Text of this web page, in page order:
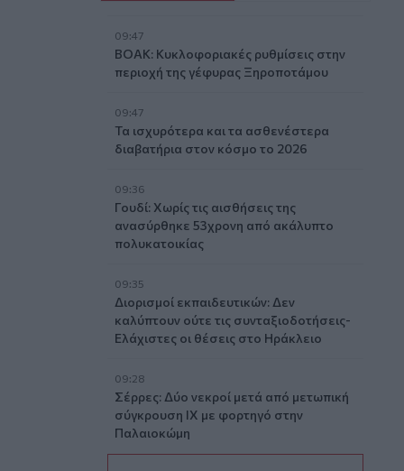
09:47
ΒΟΑΚ: Κυκλοφοριακές ρυθμίσεις στην
περιοχή της γέφυρας Ξηροποτάμου
09:47
Τα ισχυρότερα και τα ασθενέστερα
διαβατήρια στον κόσμο το 2026
09:36
Γουδί: Χωρίς τις αισθήσεις της
ανασύρθηκε 53χρονη από ακάλυπτο
πολυκατοικίας
09:35
Διορισμοί εκπαιδευτικών: Δεν
καλύπτουν ούτε τις συνταξιοδοτήσεις-
Ελάχιστες οι θέσεις στο Ηράκλειο
09:28
Σέρρες: Δύο νεκροί μετά από μετωπική
σύγκρουση ΙΧ με φορτηγό στην
Παλαιοκώμη